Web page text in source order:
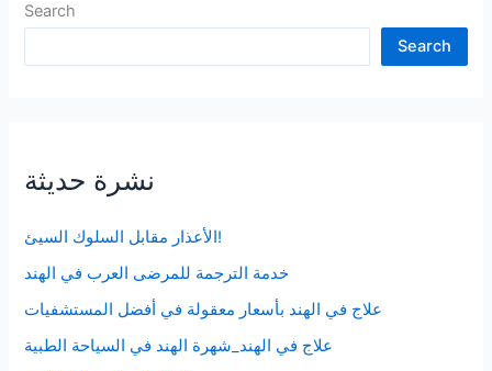
الكمبيوتر
Search
Search
نشرة حديثة
الأعذار مقابل السلوك السيئ!
خدمة الترجمة للمرضى العرب في الهند
علاج في الهند بأسعار معقولة في أفضل المستشفيات
علاج في الهند_شهرة الهند في السياحة الطبية